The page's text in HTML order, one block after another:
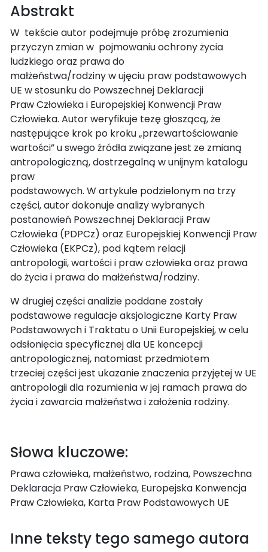
Abstrakt
W tekście autor podejmuje próbę zrozumienia
przyczyn zmian w pojmowaniu ochrony życia
ludzkiego oraz prawa do
małżeństwa/rodziny w ujęciu praw podstawowych
UE w stosunku do Powszechnej Deklaracji
Praw Człowieka i Europejskiej Konwencji Praw
Człowieka. Autor weryfikuje tezę głoszącą, że
następujące krok po kroku „przewartościowanie
wartości” u swego źródła związane jest ze zmianą
antropologiczną, dostrzegalną w unijnym katalogu
praw
podstawowych. W artykule podzielonym na trzy
części, autor dokonuje analizy wybranych
postanowień Powszechnej Deklaracji Praw
Człowieka (PDPCz) oraz Europejskiej Konwencji Praw
Człowieka (EKPCz), pod kątem relacji
antropologii, wartości i praw człowieka oraz prawa
do życia i prawa do małżeństwa/rodziny.
W drugiej części analizie poddane zostały
podstawowe regulacje aksjologiczne Karty Praw
Podstawowych i Traktatu o Unii Europejskiej, w celu
odsłonięcia specyficznej dla UE koncepcji
antropologicznej, natomiast przedmiotem
trzeciej części jest ukazanie znaczenia przyjętej w UE
antropologii dla rozumienia w jej ramach prawa do
życia i zawarcia małżeństwa i założenia rodziny.
Słowa kluczowe:
Prawa człowieka, małżeństwo, rodzina, Powszechna
Deklaracja Praw Człowieka, Europejska Konwencja
Praw Człowieka, Karta Praw Podstawowych UE
Inne teksty tego samego autora